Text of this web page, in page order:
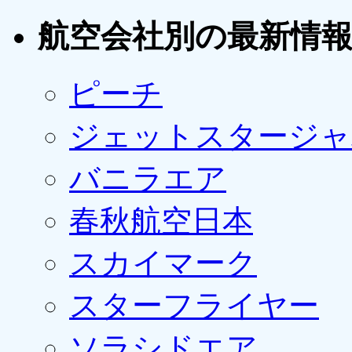
航空会社別の最新情報
ピーチ
ジェットスタージ
バニラエア
春秋航空日本
スカイマーク
スターフライヤー